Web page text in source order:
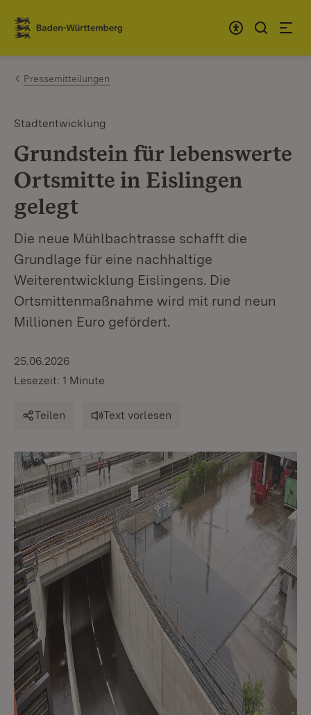
Zum Inhalt springen
Link zur Startseite
Pressemitteilungen
Stadtentwicklung
Grundstein für lebenswerte
Ortsmitte in Eislingen
gelegt
Die neue Mühlbachtrasse schafft die
Grundlage für eine nachhaltige
Weiterentwicklung Eislingens. Die
Ortsmittenmaßnahme wird mit rund neun
Millionen Euro gefördert.
25.06.2026
Lesezeit: 1 Minute
Teilen Text vorlesen